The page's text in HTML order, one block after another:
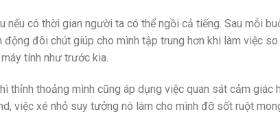
nếu có thời gian người ta có thể ngồi cả tiếng. Sau mỗi
đôi chút giúp cho mình tập trung hơn khi làm việc
tính như trước kia.
thỉnh thoảng mình cũng áp dụng việc quan sát cảm giác
việc xé nhỏ suy tưởng nó làm cho mình đỡ sốt ruột